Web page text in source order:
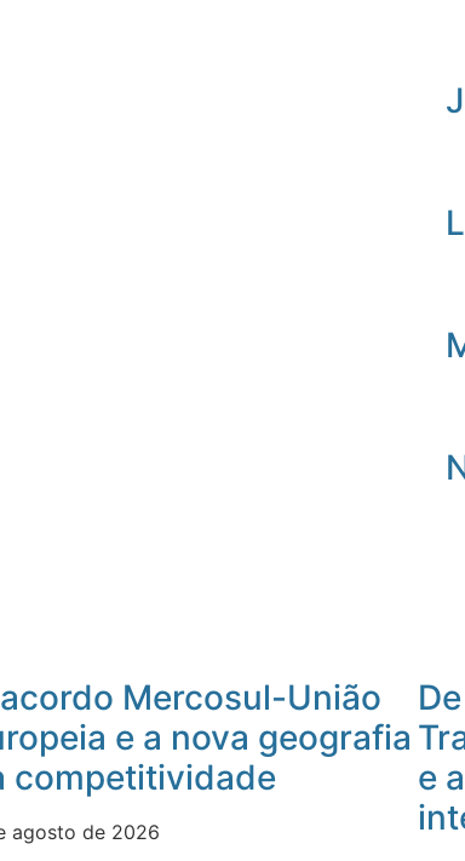
Mercosul-União
e a nova geografia
competitividade
agosto de 2026
e